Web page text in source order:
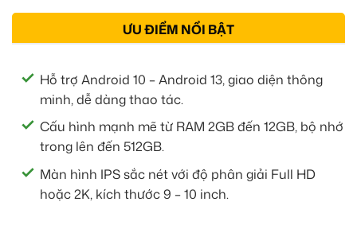
ƯU ĐIỂM NỔI BẬT
Hỗ trợ Android 10 – Android 13, giao diện thông
minh, dễ dàng thao tác.
Cấu hình mạnh mẽ từ RAM 2GB đến 12GB, bộ nhớ
trong lên đến 512GB.
Màn hình IPS sắc nét với độ phân giải Full HD
hoặc 2K, kích thước 9 – 10 inch.